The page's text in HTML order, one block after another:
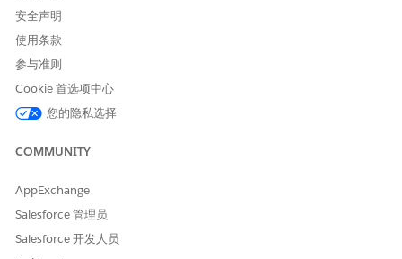
安全声明
使用条款
参与准则
Cookie 首选项中心
您的隐私选择
COMMUNITY
AppExchange
Salesforce 管理员
Salesforce 开发人员